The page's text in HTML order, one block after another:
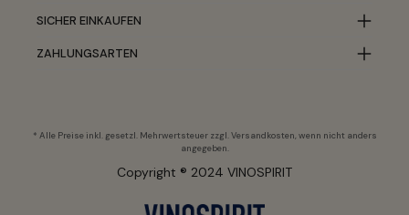
SICHER EINKAUFEN
ZAHLUNGSARTEN
* Alle Preise inkl. gesetzl. Mehrwertsteuer zzgl.Versandkosten, wenn nicht anders
angegeben.
Copyright ® 2024 VINOSPIRIT